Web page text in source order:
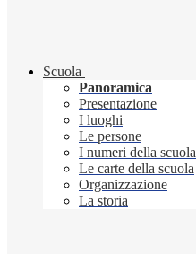
Scuola
Panoramica
Presentazione
I luoghi
Le persone
I numeri della scuola
Le carte della scuola
Organizzazione
La storia